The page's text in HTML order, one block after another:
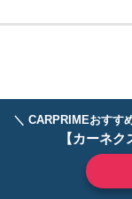
＼ CARPRIMEおすす
【カーネ